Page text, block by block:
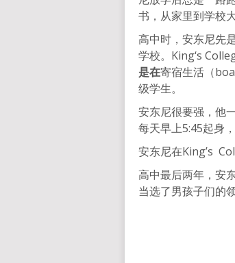
书，从家里到学校
高中时，安东尼先
学校。King‘s
是在寄宿生活（
级学生。
安东尼很要强，他
每天早上5:45起身
安东尼在King’s
高中最后两年，安
当选了男孩子们的